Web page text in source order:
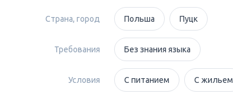
Страна, город Польша Пуцк
Требования Без знания языка
Условия С питанием С жильем